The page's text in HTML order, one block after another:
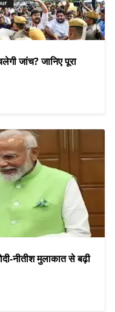
जांच? जानिए पूरा
नीतीश मुलाकात से बढ़ी